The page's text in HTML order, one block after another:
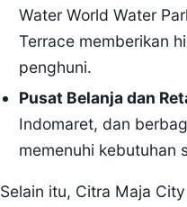
Water World Water
Terrace memberikan
penghuni.
Pusat Belanja dan
Indomaret, dan
memenuhi kebutuhan
Selain itu, Citra Maja